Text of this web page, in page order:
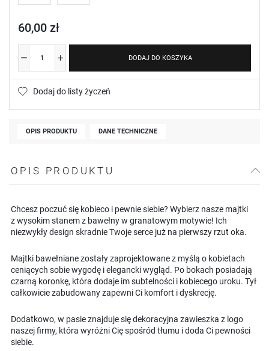
60,00 zł
DODAJ DO KOSZYKA
Dodaj do listy życzeń
OPIS PRODUKTU DANE TECHNICZNE
OPIS PRODUKTU
Chcesz poczuć się kobieco i pewnie siebie? Wybierz nasze majtki
z wysokim stanem z bawełny w granatowym motywie! Ich
niezwykły design skradnie Twoje serce już na pierwszy rzut oka.
Majtki bawełniane zostały zaprojektowane z myślą o kobietach
ceniących sobie wygodę i elegancki wygląd. Po bokach posiadają
czarną koronkę, która dodaje im subtelności i kobiecego uroku. Tył
całkowicie zabudowany zapewni Ci komfort i dyskrecję.
Dodatkowo, w pasie znajduje się dekoracyjna zawieszka z logo
naszej firmy, która wyróżni Cię spośród tłumu i doda Ci pewności
siebie.